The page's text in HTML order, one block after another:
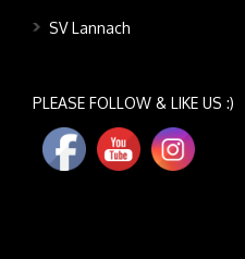
SV Lannach
PLEASE FOLLOW & LIKE US :)